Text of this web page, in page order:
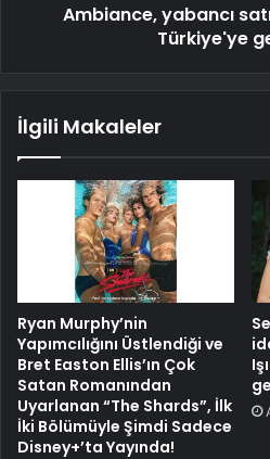
Ambiance, yabancı
Türkiye'ye
İlgili Makaleler
Ryan Murphy’nin
Yapımcılığını Üstlendiği ve
Bret Easton Ellis’ın Çok
Satan Romanından
Uyarlanan “The Shards”, İlk
İki Bölümüyle Şimdi Sadece
Disney+’ta Yayında!